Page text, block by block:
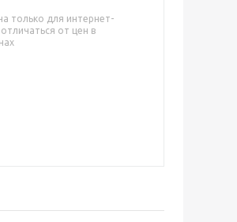
только для интернет-
от цен в